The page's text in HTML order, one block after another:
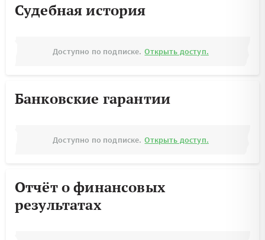
Судебная история
Доступно по подписке. Открыть доступ.
Банковские гарантии
Доступно по подписке. Открыть доступ.
Отчёт о финансовых
результатах